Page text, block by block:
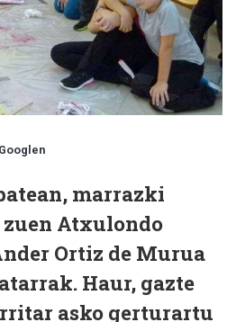
marrazki
Atxulondo
Ortiz de Murua
Haur, gazte
asko gerturartu